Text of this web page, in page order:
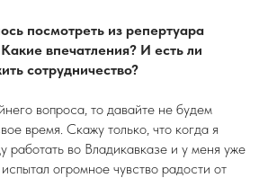
посмотреть из репертуара
впечатления? И есть ли
сотрудничество?
вопроса, то давайте не будем
время. Скажу только, что когда я
работать во Владикавказе и у меня уже
огромное чувство радости от